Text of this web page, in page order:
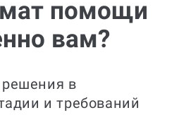
помощи
вам?
в
и требований
в одном
по подготовке
и целей до
разработки
анализа данных,
и вывода.